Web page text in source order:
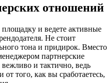
отношений
и ведете активные
Не стоит
тона и придирок. Вместо
партнерские
и тактично, ведь
того, как вы сработаетесь,